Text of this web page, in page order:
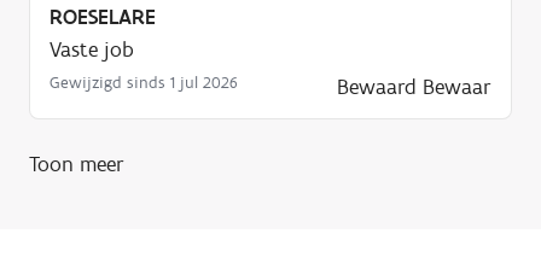
ROESELARE
Vaste job
Gewijzigd sinds 1 jul 2026 Bewaard Bewaar
Toon meer